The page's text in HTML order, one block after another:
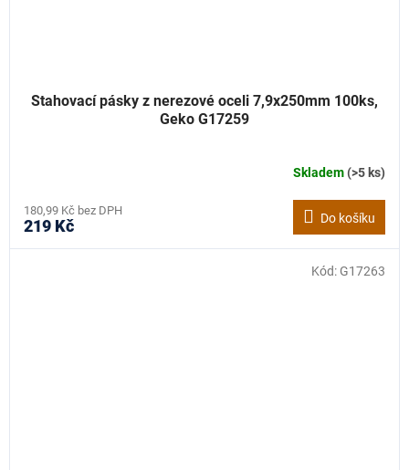
Stahovací pásky z nerezové oceli 7,9x250mm 100ks,
Geko G17259
Skladem(>5 ks)
180,99 Kč bez DPH
219 Kč Do košíku
Kód: G17263